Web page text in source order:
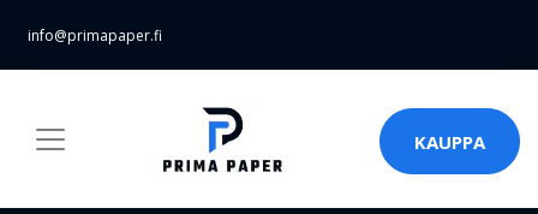
info@primapaper.fi
KAUPPA